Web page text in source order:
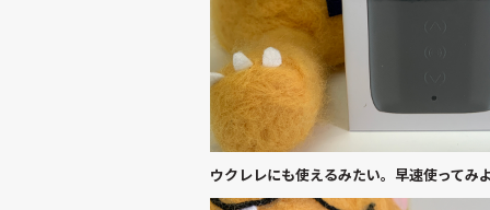
ウクレレにも使えるみたい。早速使ってみ